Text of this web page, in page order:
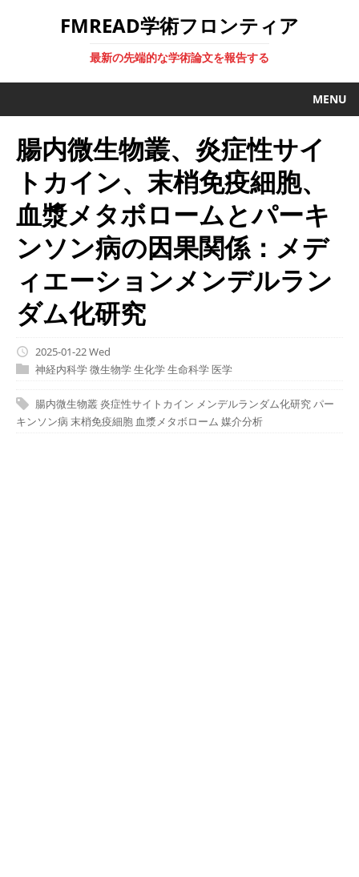
FMREAD学術フロンティア
最新の先端的な学術論文を報告する
MENU
腸内微生物叢、炎症性サイ
トカイン、末梢免疫細胞、
血漿メタボロームとパーキ
ンソン病の因果関係：メデ
ィエーションメンデルラン
ダム化研究
2025-01-22 Wed
神経内科学微生物学生化学生命科学医学
腸内微生物叢炎症性サイトカイン メンデルランダム化研究 パー
キンソン病 末梢免疫細胞 血漿メタボローム 媒介分析